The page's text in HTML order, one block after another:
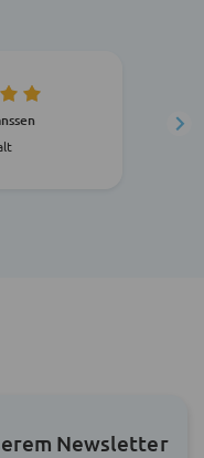
Newsletter